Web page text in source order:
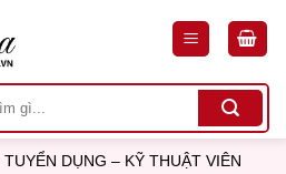
TUYỂN DỤNG – KỸ THUẬT VIÊN